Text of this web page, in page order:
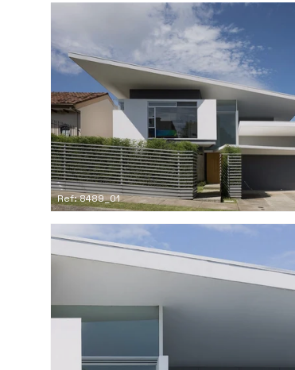
Ref: 8489_01